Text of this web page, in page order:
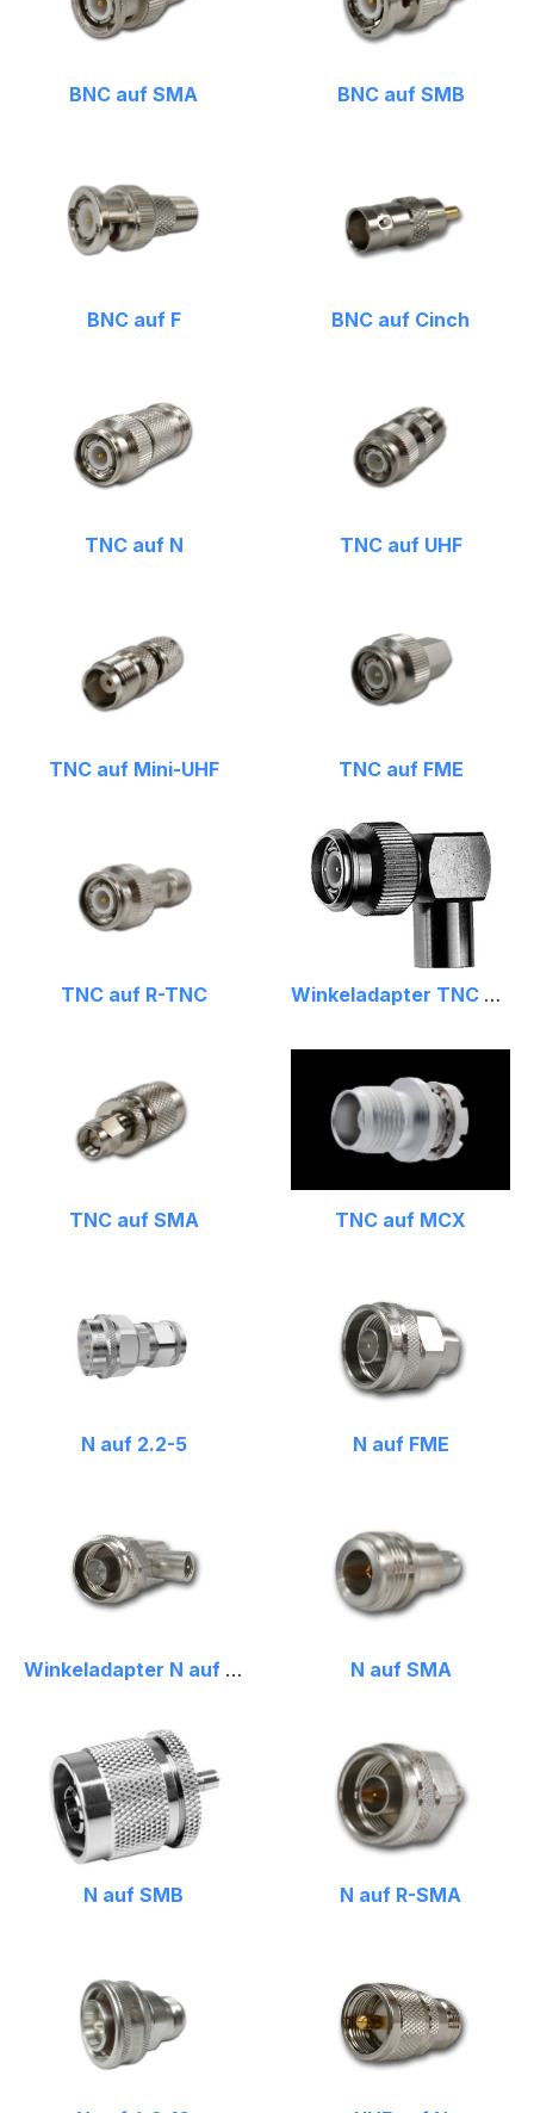
BNC auf SMA BNC auf SMB
BNC auf F BNC auf Cinch
TNC auf N TNC auf UHF
TNC auf Mini-UHF TNC auf FME
TNC auf R-TNC Winkeladapter TNC auf FME
TNC auf SMA TNC auf MCX
N auf 2.2-5 N auf FME
Winkeladapter N auf FME N auf SMA
N auf SMB N auf R-SMA